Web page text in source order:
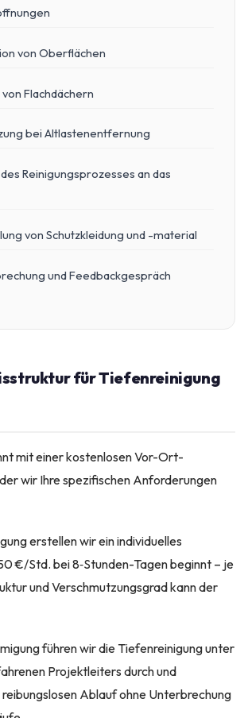
von Oberflächen
Flachdächern
bei Altlastenentfernung
Reinigungsprozesses an das
von Schutzkleidung und -material
und Feedbackgespräch
für Tiefenreinigung
mit einer kostenlosen Vor-Ort-
wir Ihre spezifischen Anforderungen
erstellen wir ein individuelles
€/Std. bei 8‑Stunden-Tagen beginnt – je
und Verschmutzungsgrad kann der
führen wir die Tiefenreinigung unter
Projektleiters durch und
Ablauf ohne Unterbrechung